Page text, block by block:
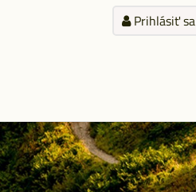
Prihlásiť sa